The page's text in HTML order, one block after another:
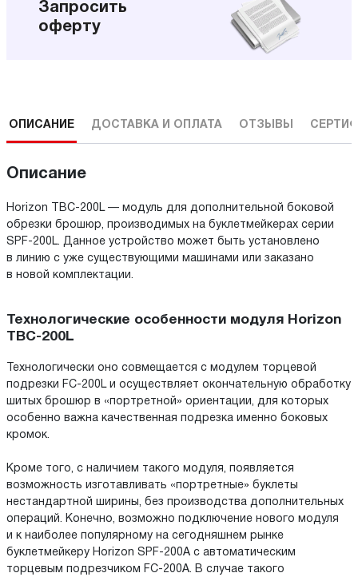
Запросить
оферту
ОПИСАНИЕ ДОСТАВКА И ОПЛАТА ОТЗЫВЫ
Описание
Horizon TBC-200L — модуль для дополнительной боковой
обрезки брошюр, производимых на буклетмейкерах серии
SPF-200L. Данное устройство может быть установлено
в линию с уже существующими машинами или заказано
в новой комплектации.
Технологические особенности модуля Horizon
TBC-200L
Технологически оно совмещается с модулем торцевой
подрезки FC-200L и осуществляет окончательную обработку
шитых брошюр в «портретной» ориентации, для которых
особенно важна качественная подрезка именно боковых
кромок.
Кроме того, с наличием такого модуля, появляется
возможность изготавливать «портретные» буклеты
нестандартной ширины, без производства дополнительных
операций. Конечно, возможно подключение нового модуля
и к наиболее популярному на сегодняшнем рынке
буклетмейкеру Horizon SPF-200A с автоматическим
торцевым подрезчиком FC-200A. В случае такого